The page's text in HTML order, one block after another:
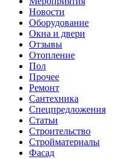
Новости
Оборудование
Окна и двери
Отзывы
Отопление
Пол
Прочее
Ремонт
Сантехника
Спецпредложения
Статьи
Строительство
Стройматериалы
Фасад